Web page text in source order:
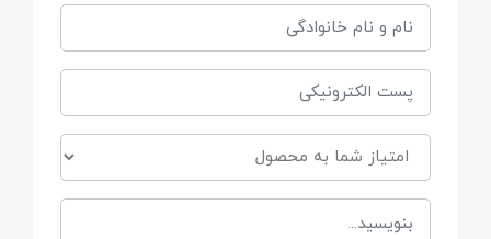
اهداف آموزشی
تقویت هماهنگی بین دست و چشم کودک
برند
کیکابو Kikkaboo